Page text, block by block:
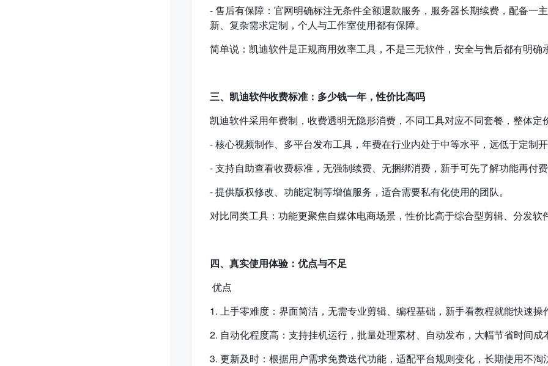
- 售后有保障：官网明确标注无条件全额退款服务，服务器长期续费，配备一
新、复杂需求定制，个人与工作室使用都有保障。
简单说：凯迪软件是正规商用效率工具，不是三无软件，安全与售后都有明确
三、凯迪软件收费标准：多少钱一年，性价比高吗
凯迪软件采用年费制，收费透明无隐形消费，不同工具对应不同套餐，整体定
- 核心视频制作、多平台发布工具，年费在行业内处于中等水平，远低于定制开
- 支持自助查看收费标准，无强制续费、无捆绑消费，新手可先了解功能再付费
- 提供版权修改、功能定制等增值服务，适合需要私有化使用的团队。
对比同类工具：功能更聚焦自媒体电商场景，性价比高于综合型剪辑、分发软
四、真实使用体验：优点与不足
优点
1. 上手零难度：界面简洁，无需专业剪辑、编程基础，新手看教程就能快速操
2. 自动化程度高：支持挂机运行，批量处理素材、自动发布，大幅节省时间成
3. 更新及时：根据用户需求免费迭代功能，适配平台规则变化，长期使用不淘